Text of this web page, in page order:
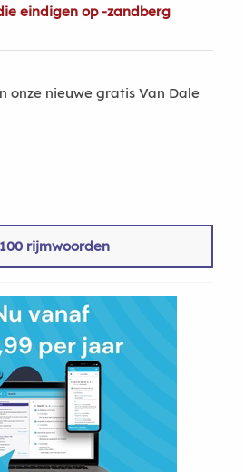
eindigen op -zandberg
onze nieuwe gratis Van Dale
rijmwoorden